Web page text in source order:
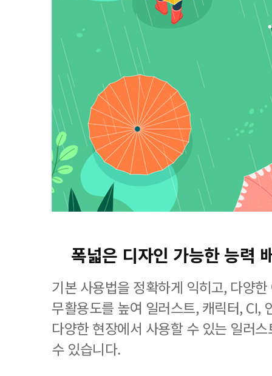
폭넓은 디자인 가능한 능력
기본 사용법을 정확하게 익히고, 다양
무활용도를 높여 일러스트, 캐릭터, CI,
다양한 현장에서 사용할 수 있는 일러
수 있습니다.